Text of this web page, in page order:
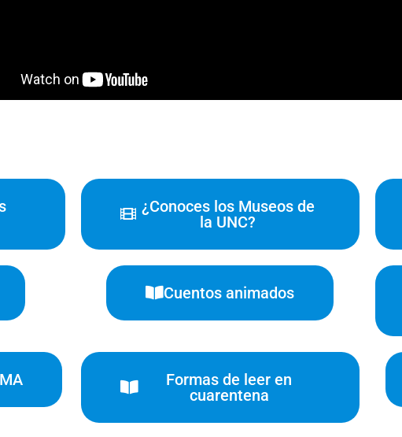
¿Conoces los Museos de
la UNC?
Cuentos animados
Formas de leer en
cuarentena